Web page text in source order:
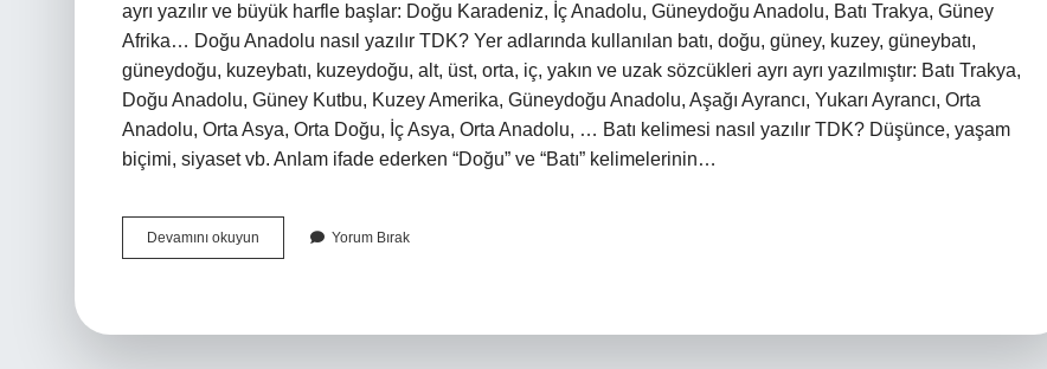
ayrı yazılır ve büyük harfle başlar: Doğu Karadeniz, İç Anadolu, Güneydoğu Anadolu, Batı Trakya, Güney
Afrika… Doğu Anadolu nasıl yazılır TDK? Yer adlarında kullanılan batı, doğu, güney, kuzey, güneybatı,
güneydoğu, kuzeybatı, kuzeydoğu, alt, üst, orta, iç, yakın ve uzak sözcükleri ayrı ayrı yazılmıştır: Batı Trakya,
Doğu Anadolu, Güney Kutbu, Kuzey Amerika, Güneydoğu Anadolu, Aşağı Ayrancı, Yukarı Ayrancı, Orta
Anadolu, Orta Asya, Orta Doğu, İç Asya, Orta Anadolu, … Batı kelimesi nasıl yazılır TDK? Düşünce, yaşam
biçimi, siyaset vb. Anlam ifade ederken “Doğu” ve “Batı” kelimelerinin…
Devamını okuyun
Anadolu
Yorum Bırak